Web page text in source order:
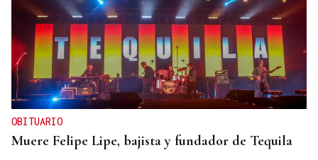
OBITUARIO
Muere Felipe Lipe, bajista y fundador de Tequila